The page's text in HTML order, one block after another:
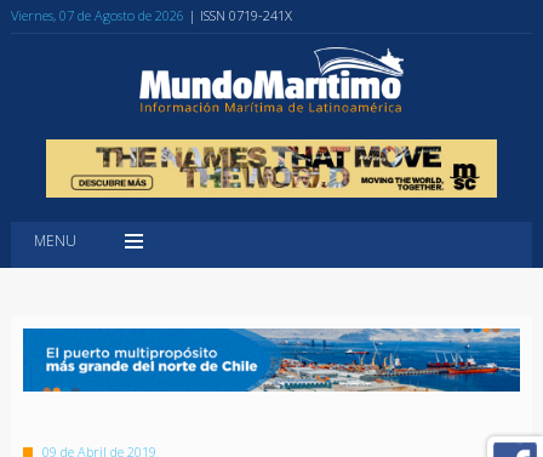
Viernes, 07 de Agosto de 2026 | ISSN 0719-241X
MENU
09 de Abril de 2019